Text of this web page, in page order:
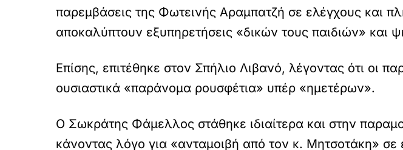
παρεμβάσεις της Φωτεινής Αραμπατζή σε ελέγχους και
αποκαλύπτουν εξυπηρετήσεις «δικών τους παιδιών»
Επίσης, επιτέθηκε στον Σπήλιο Λιβανό, λέγοντας ότι οι
ουσιαστικά «παράνομα ρουσφέτια» υπέρ «ημετέρων».
Ο Σωκράτης Φάμελλος στάθηκε ιδιαίτερα και στην
κάνοντας λόγο για «ανταμοιβή από τον κ. Μητσοτάκη» σε